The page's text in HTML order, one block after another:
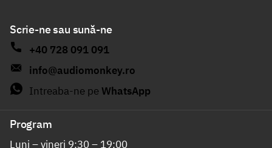
Scrie-ne sau sună-ne
+40 728 091 091
info@audiomonkey.ro
Intreaba-ne pe WhatsApp
Program
Luni – vineri 9:30 – 19:00